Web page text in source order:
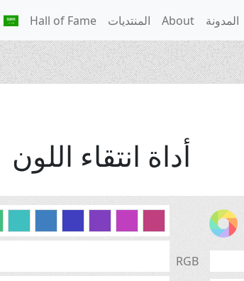
المدونة About المنتديات Hall of Fame
أداة انتقاء اللون
RGB